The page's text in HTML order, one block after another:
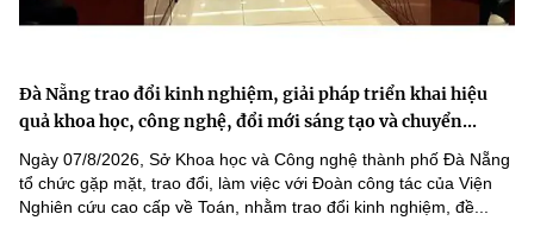
Đà Nẵng trao đổi kinh nghiệm, giải pháp triển khai hiệu
quả khoa học, công nghệ, đổi mới sáng tạo và chuyển...
Ngày 07/8/2026, Sở Khoa học và Công nghệ thành phố Đà Nẵng
tổ chức gặp mặt, trao đổi, làm việc với Đoàn công tác của Viện
Nghiên cứu cao cấp về Toán, nhằm trao đổi kinh nghiệm, đề...